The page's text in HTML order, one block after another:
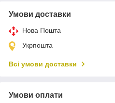
Умови доставки
Нова Пошта
Укрпошта
Всі умови доставки
Умови оплати